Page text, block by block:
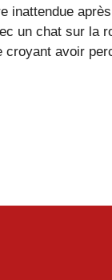
inattendue
un chat sur la
croyant avoir